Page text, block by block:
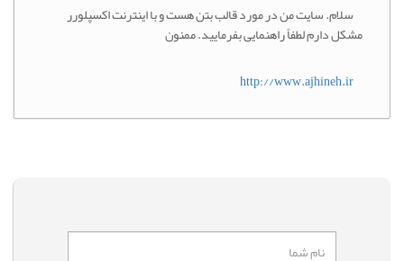
سلام. سایت من در مورد قالب بتن هست و با اینترنت اکسپلورر
مشکل دارم لطفاً راهنمایی بفرمایید. ممنون
http://www.ajhineh.ir